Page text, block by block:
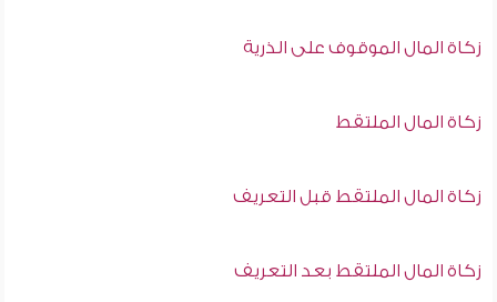
زكاة المال الموقوف على الذرية
زكاة المال الملتقط
زكاة المال الملتقط قبل التعريف
زكاة المال الملتقط بعد التعريف